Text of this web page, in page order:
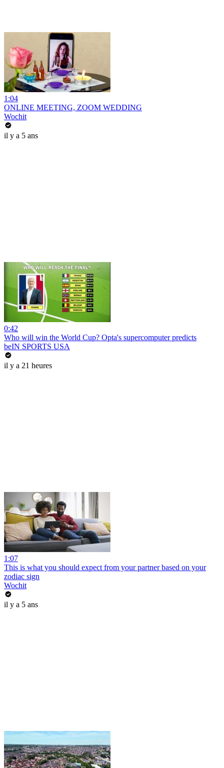
1:04
ONLINE MEETING, ZOOM WEDDING
Wochit
il y a 5 ans
0:42
Who will win the World Cup? Opta's supercomputer predicts
beIN SPORTS USA
il y a 21 heures
1:07
This is what you should expect from your partner based on your
zodiac sign
Wochit
il y a 5 ans